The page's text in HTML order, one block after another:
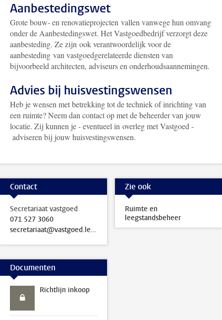
Aanbestedingswet
Grote bouw- en renovatieprojecten vallen vanwege hun omvang
onder de Aanbestedingswet. Het Vastgoedbedrijf verzorgt deze
aanbesteding. Ze zijn ook verantwoordelijk voor de
aanbesteding van vastgoedgerelateerde diensten van
bijvoorbeeld architecten, adviseurs en onderhoudsaannemingen.
Advies bij huisvestingswensen
Heb je wensen met betrekking tot de techniek of inrichting van
een ruimte? Neem dan contact op met de beheerder van jouw
locatie. Zij kunnen je - eventueel in overleg met Vastgoed -
adviseren bij jouw huisvestingswensen.
Contact
Secretariaat vastgoed
071 527 3060
secretariaat@vastgoed.leidenuniv.nl
Zie ook
Ruimte en
leegstandsbeheer
Documenten
Richtlijn inkoop